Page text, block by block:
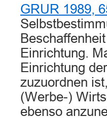
GRUR 1989,
Einrichtung.
Einrichtung
zuzuordnen
(Werbe-)
ebenso